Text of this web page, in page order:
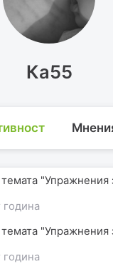
Ка55
"Упражнения
"Упражнения